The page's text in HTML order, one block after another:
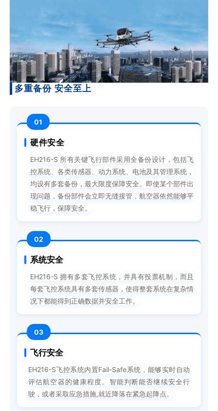
多重备份 安全至上
01
硬件安全
EH216-S 所有关键飞行部件采用全备份设计，包括飞
控系统、各类传感器、动力系统、电池及其管理系统，
均设有多套备份，最大限度保障安全。即使某个部件出
现问题，备份部件会立即无缝接管，航空器依然能够平
稳飞行，保障安全。
02
系统安全
EH216-S 拥有多套飞控系统，并具有投票机制，而且
每套飞控系统具有多套传感器，使得整套系统在复杂情
况下都能得到正确数据并安全工作。
03
飞行安全
EH216-S飞控系统内置Fail-Safe系统，能够实时自动
评估航空器的健康程度。智能判断能否继续安全行
驶，或者采取应急措施,就近降落在紧急起降点。